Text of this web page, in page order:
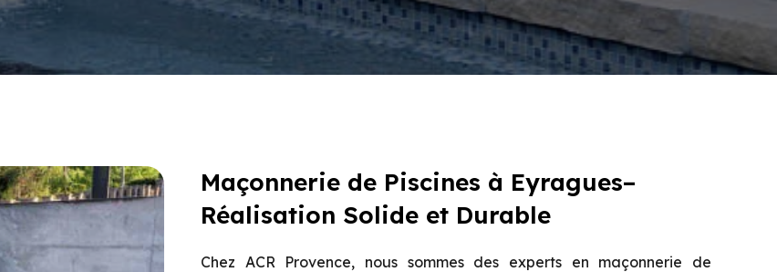
Maçonnerie de Piscines à Eyragues–
Réalisation Solide et Durable
Chez ACR Provence, nous sommes des experts en maçonnerie de